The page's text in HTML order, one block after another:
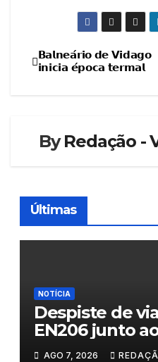
Navegação
𝗕𝗮𝗹𝗻𝗲𝗮́𝗿𝗶𝗼 𝗱𝗲 𝗩𝗶𝗱𝗮𝗴𝗼
𝗶𝗻𝗶𝗰𝗶𝗮 𝗲́𝗽𝗼𝗰𝗮 𝘁𝗲𝗿𝗺𝗮𝗹
ByRedação -
Últimas
NOTÍCIA
Despiste de
EN206 junto
Fornos do
AGO 7, 2026